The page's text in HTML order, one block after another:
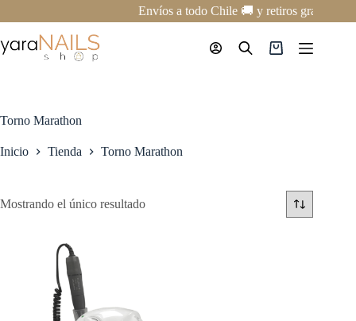
al
contenido
Envíos a todo Chile 🚚 y retiros gratis en
Carro
Torno Marathon
Inicio Tienda Torno Marathon
Mostrando el único resultado